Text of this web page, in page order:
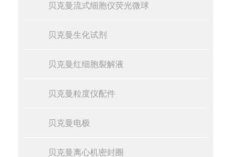
贝克曼流式细胞仪荧光微球
贝克曼生化试剂
贝克曼红细胞裂解液
贝克曼粒度仪配件
贝克曼电极
贝克曼离心机密封圈